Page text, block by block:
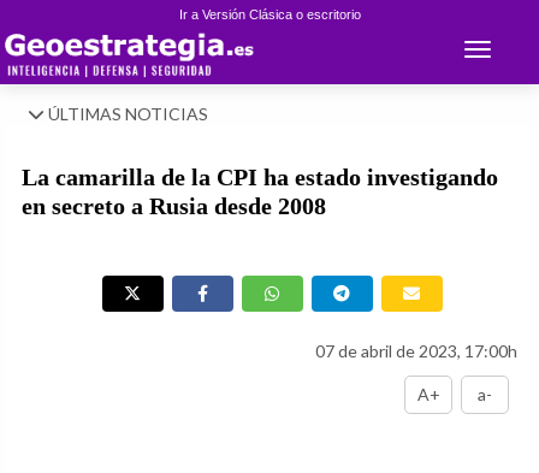
Ir a Versión Clásica o escritorio
Toggle
ÚLTIMAS NOTICIAS
La camarilla de la CPI ha estado investigando
en secreto a Rusia desde 2008
07 de abril de 2023, 17:00h
A+ a-